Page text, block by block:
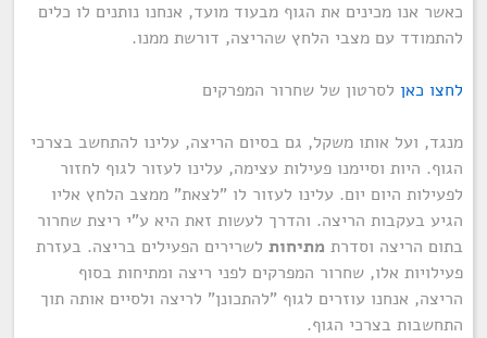
כאשר אנו מכינים את הגוף מבעוד מועד, אנחנו נותנים לו כלים
להתמודד עם מצבי הלחץ שהריצה, דורשת ממנו.
לחצו כאן לסרטון של שחרור המפרקים
מנגד, ועל אותו משקל, גם בסיום הריצה, עלינו להתחשב בצרכי
הגוף. היות וסיימנו פעילות עצימה, עלינו לעזור לגוף לחזור
לפעילות היום יום. עלינו לעזור לו "לצאת" ממצב הלחץ אליו
הגיע בעקבות הריצה. והדרך לעשות זאת היא ע"י ריצת שחרור
בתום הריצה וסדרת מתיחות לשרירים הפעילים בריצה. בעזרת
פעילויות אלו, שחרור המפרקים לפני ריצה ומתיחות בסוף
הריצה, אנחנו עוזרים לגוף "להתכונן" לריצה ולסיים אותה תוך
התחשבות בצרכי הגוף.